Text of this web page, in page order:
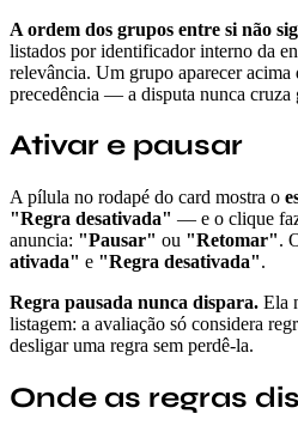
A ordem dos grupos entre si não
listados por identificador interno da
relevância. Um grupo aparecer acima
precedência — a disputa nunca cruza
Ativar e pausar
A pílula no rodapé do card mostra o
"Regra desativada" — e o clique
anuncia: "Pausar" ou "Retomar".
ativada" e "Regra desativada".
Regra pausada nunca dispara. Ela
listagem: a avaliação só considera
desligar uma regra sem perdê-la.
Onde as regras